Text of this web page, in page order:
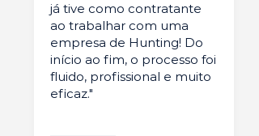
já tive como contratante
ao trabalhar com uma
empresa de Hunting! Do
início ao fim, o processo foi
fluido, profissional e muito
eficaz."